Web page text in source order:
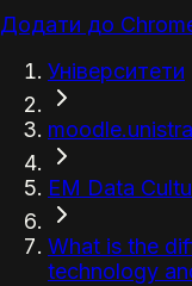
Додати до
Університети
EM Data
What is the
technology